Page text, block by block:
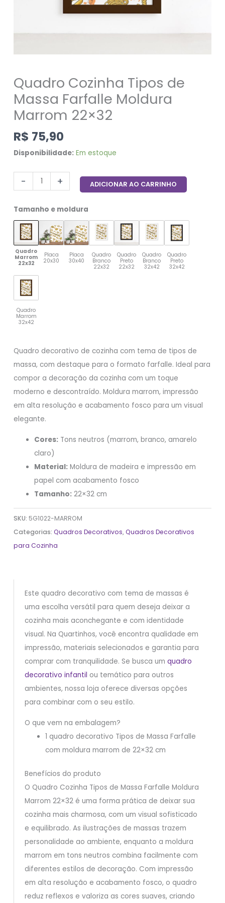
Quadro Cozinha Tipos de
Massa Farfalle Moldura
Marrom 22×32
R$ 75,90
Disponibilidade: Em estoque
- + ADICIONAR AO CARRINHO
Tamanho e moldura
Quadro
Marrom
22x32
Placa
20x30
Placa
30x40
Quadro
Branco
22x32
Quadro
Preto
22x32
Quadro
Branco
32x42
Quadro
Preto
32x42
Quadro
Marrom
32x42
Quadro decorativo de cozinha com tema de tipos de
massa, com destaque para o formato farfalle. Ideal para
compor a decoração da cozinha com um toque
moderno e descontraído. Moldura marrom, impressão
em alta resolução e acabamento fosco para um visual
elegante.
Cores: Tons neutros (marrom, branco, amarelo
claro)
Material: Moldura de madeira e impressão em
papel com acabamento fosco
Tamanho: 22×32 cm
SKU: 5G1022-MARROM
Categorias:Quadros Decorativos,Quadros Decorativos
para Cozinha
Este quadro decorativo com tema de massas é
uma escolha versátil para quem deseja deixar a
cozinha mais aconchegante e com identidade
visual. Na Quartinhos, você encontra qualidade em
impressão, materiais selecionados e garantia para
comprar com tranquilidade. Se busca um quadro
decorativo infantil ou temático para outros
ambientes, nossa loja oferece diversas opções
para combinar com o seu estilo.
O que vem na embalagem?
1 quadro decorativo Tipos de Massa Farfalle
com moldura marrom de 22×32 cm
Benefícios do produto
O Quadro Cozinha Tipos de Massa Farfalle Moldura
Marrom 22×32 é uma forma prática de deixar sua
cozinha mais charmosa, com um visual sofisticado
e equilibrado. As ilustrações de massas trazem
personalidade ao ambiente, enquanto a moldura
marrom em tons neutros combina facilmente com
diferentes estilos de decoração. Com impressão
em alta resolução e acabamento fosco, o quadro
reduz reflexos e valoriza as cores suaves, criando